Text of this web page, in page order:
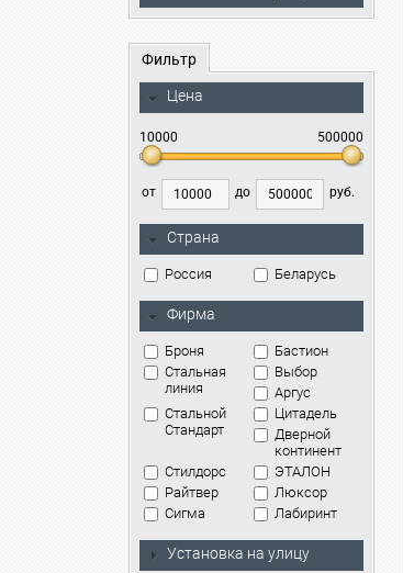
Фильтр
Цена
10000 500000
от до руб.
Страна
Россия Беларусь
Фирма
Броня
Бастион
Стальная
линия
Выбор
Аргус
Стальной
Стандарт
Цитадель
Дверной
континент
Стилдорс
ЭТАЛОН
Райтвер
Люксор
Сигма
Лабиринт
Установка на улицу